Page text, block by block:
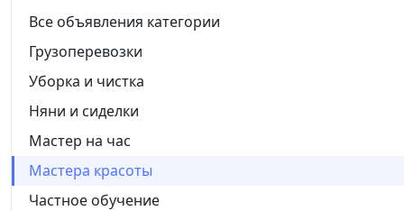
Все объявления категории
Грузоперевозки
Уборка и чистка
Няни и сиделки
Мастер на час
Мастера красоты
Частное обучение